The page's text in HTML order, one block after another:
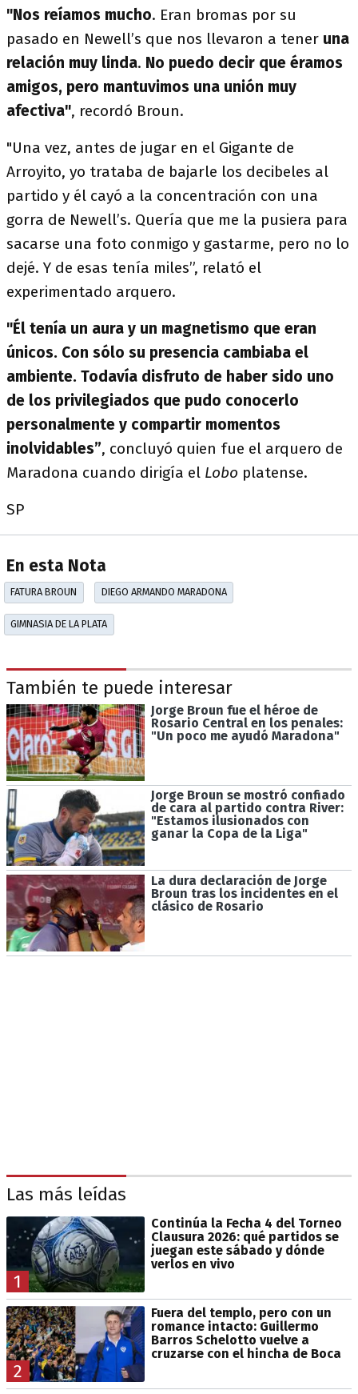
"Nos reíamos mucho. Eran bromas por su
pasado en Newell’s que nos llevaron a tener una
relación muy linda. No puedo decir que éramos
amigos, pero mantuvimos una unión muy
afectiva", recordó Broun.
"Una vez, antes de jugar en el Gigante de
Arroyito, yo trataba de bajarle los decibeles al
partido y él cayó a la concentración con una
gorra de Newell’s. Quería que me la pusiera para
sacarse una foto conmigo y gastarme, pero no lo
dejé. Y de esas tenía miles”, relató el
experimentado arquero.
"Él tenía un aura y un magnetismo que eran
únicos. Con sólo su presencia cambiaba el
ambiente. Todavía disfruto de haber sido uno
de los privilegiados que pudo conocerlo
personalmente y compartir momentos
inolvidables”, concluyó quien fue el arquero de
Maradona cuando dirigía el Lobo platense.
SP
En esta Nota
FATURA BROUN DIEGO ARMANDO MARADONA
GIMNASIA DE LA PLATA
También te puede interesar
Jorge Broun fue el héroe de
Rosario Central en los penales:
"Un poco me ayudó Maradona"
Jorge Broun se mostró confiado
de cara al partido contra River:
"Estamos ilusionados con
ganar la Copa de la Liga"
La dura declaración de Jorge
Broun tras los incidentes en el
clásico de Rosario
Las más leídas
1
Continúa la Fecha 4 del Torneo
Clausura 2026: qué partidos se
juegan este sábado y dónde
verlos en vivo
2
Fuera del templo, pero con un
romance intacto: Guillermo
Barros Schelotto vuelve a
cruzarse con el hincha de Boca